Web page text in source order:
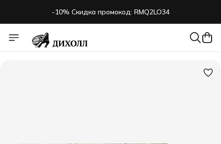
-10% Скидка промокод: RMQ2LO34